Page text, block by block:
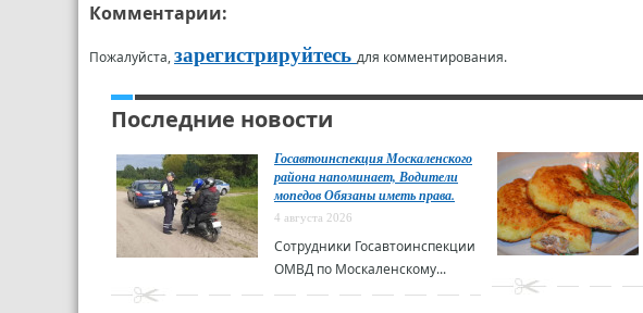
Комментарии:
Пожалуйста,зарегистрируйтесь для комментирования.
Последние новости
Госавтоинспекция Москаленского
района напоминает, Водители
мопедов Обязаны иметь права.
4 августа 2026
Сотрудники Госавтоинспекции
ОМВД по Москаленскому...